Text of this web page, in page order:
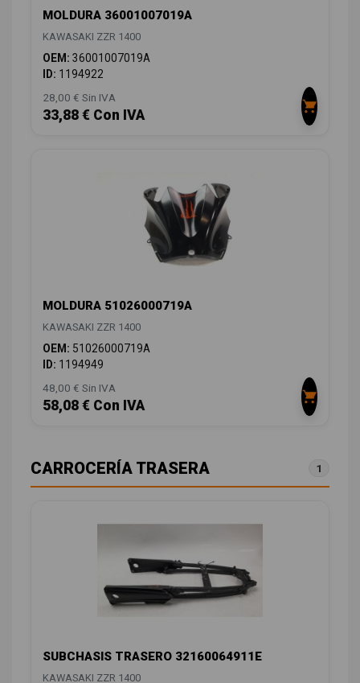
MOLDURA 36001007019A
KAWASAKI ZZR 1400
OEM: 36001007019A
ID: 1194922
28,00 € Sin IVA
33,88 € Con IVA
MOLDURA 51026000719A
KAWASAKI ZZR 1400
OEM: 51026000719A
ID: 1194949
48,00 € Sin IVA
58,08 € Con IVA
CARROCERÍA TRASERA 1
SUBCHASIS TRASERO 32160064911E
KAWASAKI ZZR 1400